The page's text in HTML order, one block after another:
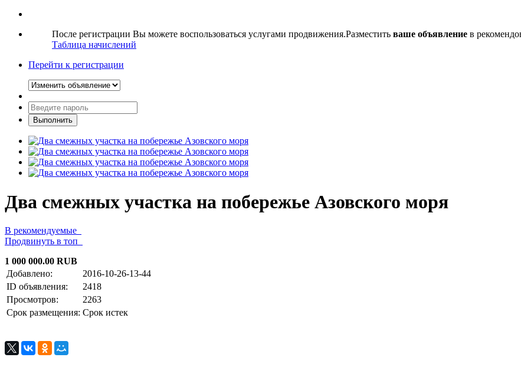
После регистрации Вы можете воспользоваться услугами продвижения.Разместить ваше объявление в
Таблица начислений
Перейти к регистрации
Два смежных участка на побережье Азовского моря
В рекомендуемые
Продвинуть в топ
1 000 000.00 RUB
Добавлено:
2016-10-26-13-44
ID объявления:
2418
Просмотров:
2263
Срок размещения: Срок истек